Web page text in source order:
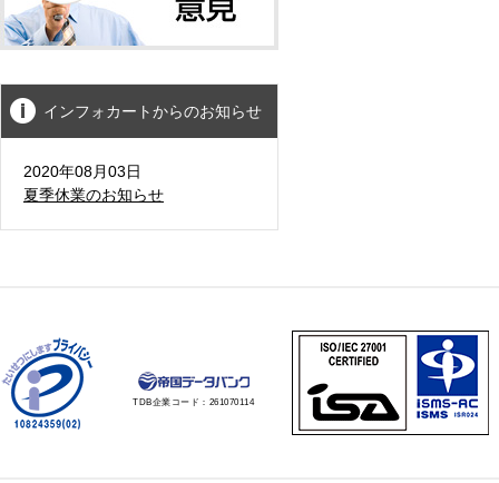
インフォカートからのお知らせ
2020年08月03日
夏季休業のお知らせ
TDB企業コード： 261070114